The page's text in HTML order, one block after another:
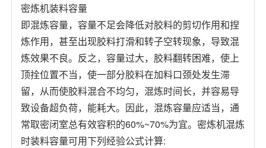
密炼机装料容量
即混炼容量，容量不足会降低对胶料的剪切作用和捏
炼作用，甚至出现胶料打滑和转子空转现象，导致混
炼效果不良。反之，容量过大，胶料翻转困难，使上
顶拴位置不当，使一部分胶料在加料口颈处发生滞
留，从而使胶料混合不均匀，混炼时间长，并容易导
致设备超负荷，能耗大。因此，混炼容量应适当，通
常取密闭室总有效容积的60%~70%为宜。密炼机混炼
时装料容量可用下列经验公式计算: